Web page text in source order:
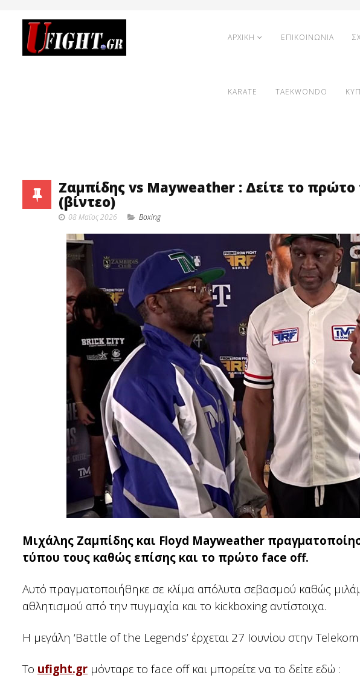
ΑΡΧΙΚΗ ΕΠΙΚΟΙΝΩΝΙΑ
KARATE TAEKWONDO
Ζαμπίδης vs Mayweather : Δείτε το
(βίντεο)
08 Μαϊος 2026 Boxing
Μιχάλης Ζαμπίδης και Floyd Mayweather
τύπου τους καθώς επίσης και το πρώτο face off.
Αυτό πραγματοποιήθηκε σε κλίμα απόλυτα σεβασμού καθώς
αθλητισμού από την πυγμαχία και το kickboxing αντίστοιχα.
Η μεγάλη ‘Battle of the Legends’ έρχεται 27 Ιουνίου στην
Το ufight.gr μόνταρε το face off και μπορείτε να το δείτε εδώ :